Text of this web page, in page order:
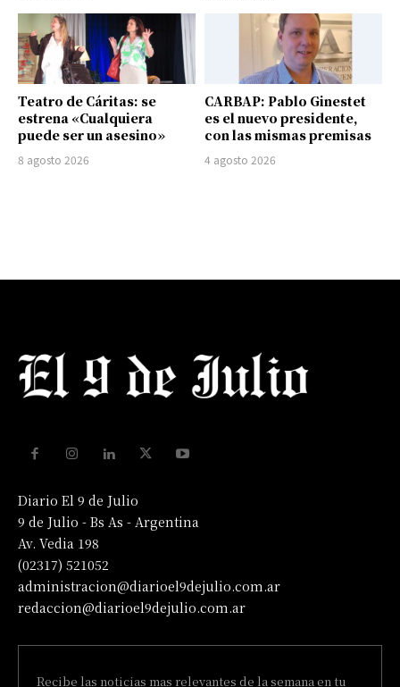
Teatro de Cáritas: se
estrena «Cualquiera
puede ser un asesino»
8 agosto 2026
CARBAP: Pablo Ginestet
es el nuevo presidente,
con las mismas premisas
4 agosto 2026
Diario El 9 de Julio
9 de Julio - Bs As - Argentina
Av. Vedia 198
(02317) 521052
administracion@diarioel9dejulio.com.ar
redaccion@diarioel9dejulio.com.ar
Recibe las noticias mas relevantes de la semana en tu